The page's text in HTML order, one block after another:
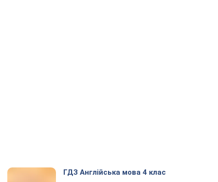
ГДЗ Англійська мова 4 клас